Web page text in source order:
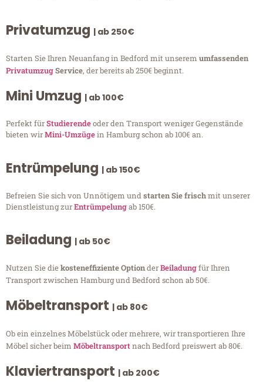
Privatumzug | ab 250€
Starten Sie Ihren Neuanfang in Bedford mit unserem umfassenden
PrivatumzugService, der bereits ab 250€ beginnt.
Mini Umzug | ab 100€
Perfekt fürStudierendeoder den Transport weniger Gegenstände
bieten wirMini-Umzügein Hamburg schon ab 100€ an.
Entrümpelung | ab 150€
Befreien Sie sich von Unnötigem undstarten Sie frischmit unserer
Dienstleistung zurEntrümpelungab 150€.
Beiladung | ab 50€
Nutzen Sie diekosteneffiziente OptionderBeiladungfür Ihren
Transport zwischen Hamburg und Bedford schon ab 50€.
Möbeltransport | ab 80€
Ob ein einzelnes Möbelstück oder mehrere, wir transportieren Ihre
Möbel sicher beim Möbeltransportnach Bedford preiswert ab 80€.
Klaviertransport | ab 200€